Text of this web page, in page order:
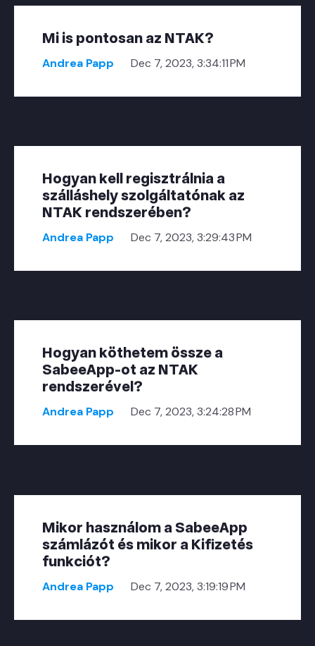
Mi is pontosan az NTAK?
Andrea Papp Dec 7, 2023, 3:34:11 PM
Hogyan kell regisztrálnia a
szálláshely szolgáltatónak az
NTAK rendszerében?
Andrea Papp Dec 7, 2023, 3:29:43 PM
Hogyan köthetem össze a
SabeeApp-ot az NTAK
rendszerével?
Andrea Papp Dec 7, 2023, 3:24:28 PM
Mikor használom a SabeeApp
számlázót és mikor a Kifizetés
funkciót?
Andrea Papp Dec 7, 2023, 3:19:19 PM